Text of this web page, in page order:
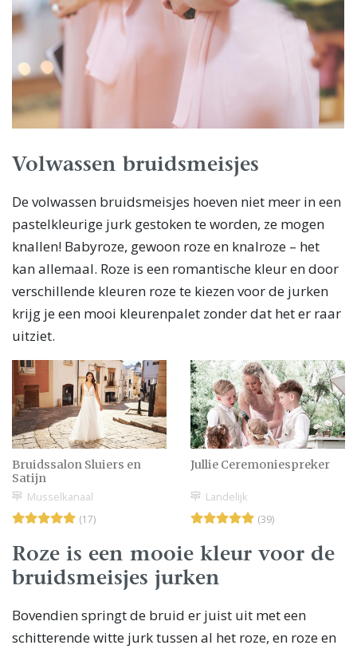
Volwassen bruidsmeisjes
De volwassen bruidsmeisjes hoeven niet meer in een
pastelkleurige jurk gestoken te worden, ze mogen
knallen! Babyroze, gewoon roze en knalroze – het
kan allemaal. Roze is een romantische kleur en door
verschillende kleuren roze te kiezen voor de jurken
krijg je een mooi kleurenpalet zonder dat het er raar
uitziet.
Bruidssalon Sluiers en
Satijn
Musselkanaal
(17)
Jullie Ceremoniespreker
Landelijk
(39)
Roze is een mooie kleur voor de
bruidsmeisjes jurken
Bovendien springt de bruid er juist uit met een
schitterende witte jurk tussen al het roze, en roze en